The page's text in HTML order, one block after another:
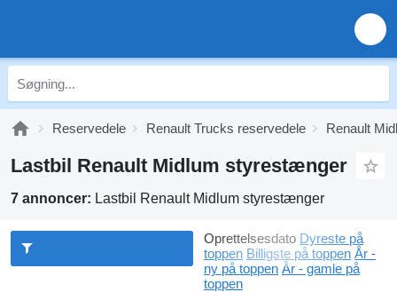
Reservedele Renault Trucks reservedele Renault
Lastbil Renault Midlum styrestænger
7 annoncer: Lastbil Renault Midlum styrestænger
Oprettelsesdato Dyreste på
toppen Billigste på toppen År -
ny på toppen År - gamle på
toppen